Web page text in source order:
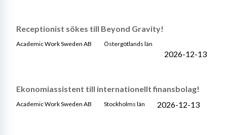
Receptionist sökes till Beyond Gravity!
Academic Work Sweden AB Östergötlands län
2026-12-13
Ekonomiassistent till internationellt finansbolag!
Academic Work Sweden AB Stockholms län 2026-12-13